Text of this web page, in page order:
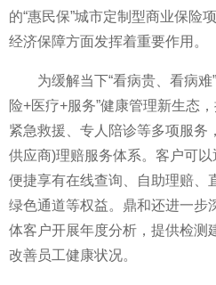
的“惠民保”城市定制型商业保险
经济保障方面发挥着重要作用。
为缓解当下“看病贵、看病难
险+医疗+服务”健康管理新生态
紧急救援、专人陪诊等多项服务
供应商)理赔服务体系。客户可以
便捷享有在线查询、自助理赔、
绿色通道等权益。鼎和还进一步
体客户开展年度分析，提供检测
改善员工健康状况。